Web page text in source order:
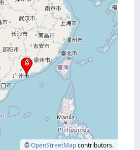
©OpenStreetMapcontributors.